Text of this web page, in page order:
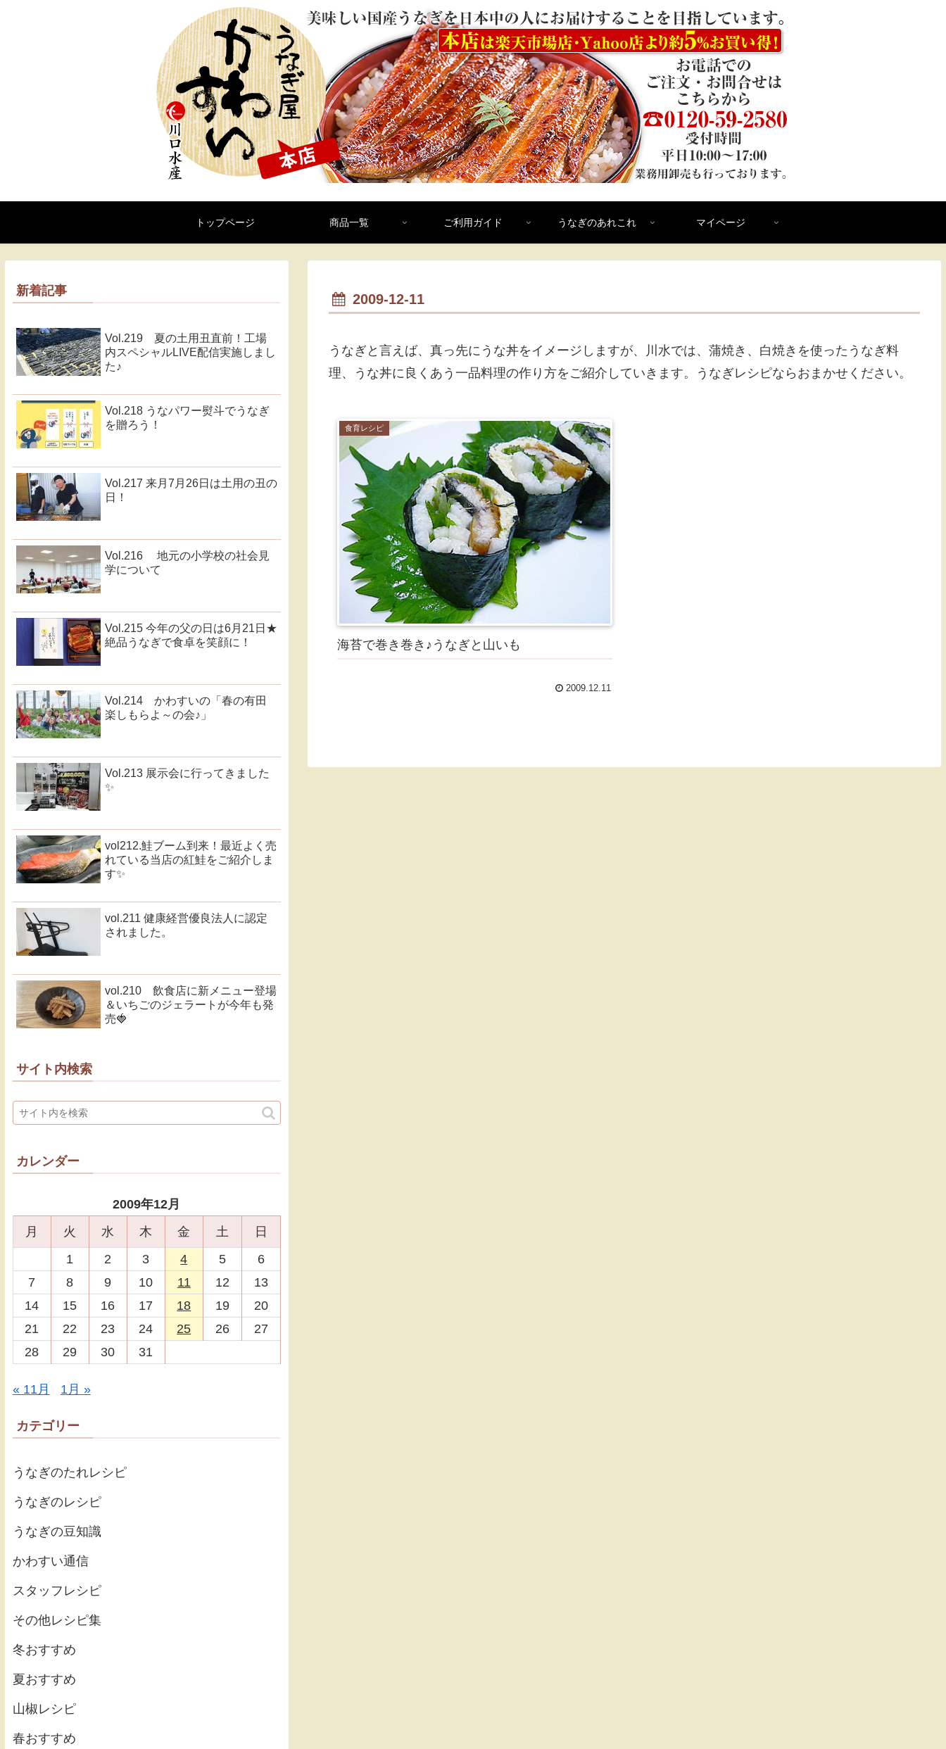
トップページ 商品一覧 ご利用ガイド うなぎのあれこれ マイページ
2009-12-11
うなぎと言えば、真っ先にうな丼をイメージしますが、川水では、蒲焼き、白焼きを使ったうなぎ料
理、うな丼に良くあう一品料理の作り方をご紹介していきます。うなぎレシピならおまかせください。
食育レシピ
海苔で巻き巻き♪うなぎと山いも
2009.12.11
新着記事
Vol.219 夏の土用丑直前！工場
内スペシャルLIVE配信実施しまし
た♪
Vol.218 うなパワー熨斗でうなぎ
を贈ろう！
Vol.217 来月7月26日は土用の丑の
日！
Vol.216 地元の小学校の社会見
学について
Vol.215 今年の父の日は6月21日★
絶品うなぎで食卓を笑顔に！
Vol.214 かわすいの「春の有田
楽しもらよ～の会♪」
Vol.213 展示会に行ってきました
✨
vol212.鮭ブーム到来！最近よく売
れている当店の紅鮭をご紹介しま
す✨
vol.211 健康経営優良法人に認定
されました。
vol.210 飲食店に新メニュー登場
＆いちごのジェラートが今年も発
売🍓
サイト内検索
カレンダー
2009年12月
月
火 水 木 金 土
日
1
2 3 4 5
6
7
8 9 10 11 12
13
14
15 16 17 18 19
20
21
22 23 24 25 26
27
28
29 30 31
« 11月 1月 »
カテゴリー
うなぎのたれレシピ
うなぎのレシピ
うなぎの豆知識
かわすい通信
スタッフレシピ
その他レシピ集
冬おすすめ
夏おすすめ
山椒レシピ
春おすすめ